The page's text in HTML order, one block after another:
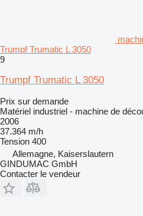
Trumpf Trumatic L 3050
9
Trumpf Trumatic L 3050
Prix sur demande
Matériel industriel - machine de
2006
37.364 m/h
Tension 400
Allemagne, Kaiserslautern
GINDUMAC GmbH
Contacter le vendeur